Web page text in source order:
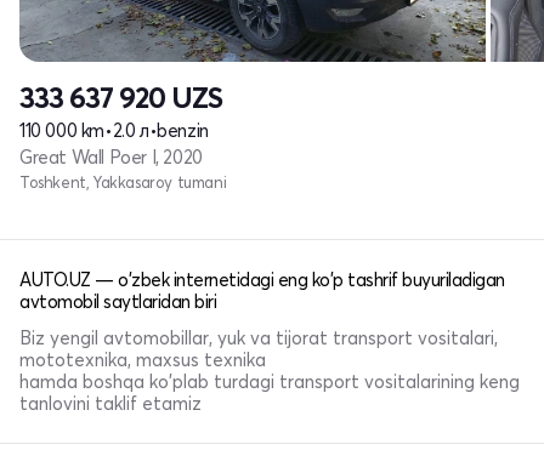
333 637 920 UZS
110 000 km•2.0 л•benzin
Great Wall Poer I, 2020
Toshkent, Yakkasaroy tumani
AUTO.UZ — o'zbek internetidagi eng ko'p tashrif buyuriladigan
avtomobil saytlaridan biri
Biz yengil avtomobillar, yuk va tijorat transport vositalari,
mototexnika, maxsus texnika
hamda boshqa ko'plab turdagi transport vositalarining keng
tanlovini taklif etamiz